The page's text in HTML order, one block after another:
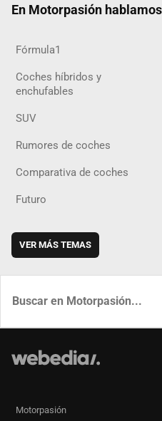
En Motorpasión
Fórmula1
Coches híbridos y
enchufables
SUV
Rumores de coches
Comparativa de coches
Futuro
VER MÁS TEMAS
Motorpasión